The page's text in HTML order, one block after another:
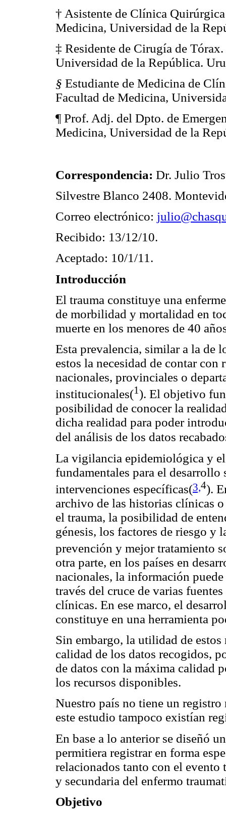
† Asistente de Clínica
Medicina, Universidad de la
‡ Residente de Cirugía de
Universidad de la República.
§ Estudiante de Medicina de
Facultad de Medicina,
¶ Prof. Adj. del Dpto. de
Medicina, Universidad de la
Correspondencia: Dr. Julio
Silvestre Blanco 2408.
Correo electrónico:
Recibido: 13/12/10.
Aceptado: 10/1/11.
Introducción
El trauma constituye una
de morbilidad y mortalidad en
muerte en los menores de 40
Esta prevalencia, similar a la de
estos la necesidad de contar con
nacionales, provinciales o
institucionales(1). El objetivo
posibilidad de conocer la
dicha realidad para poder
del análisis de los datos
La vigilancia epidemiológica y
fundamentales para el
intervenciones específicas(3,4).
archivo de las historias clínicas
el trauma, la posibilidad de
génesis, los factores de riesgo y
prevención y mejor tratamiento
otra parte, en los países en
nacionales, la información
través del cruce de varias
clínicas. En ese marco, el
constituye en una herramienta
Sin embargo, la utilidad de estos
calidad de los datos recogidos,
de datos con la máxima calidad
los recursos disponibles.
Nuestro país no tiene un
este estudio tampoco existían
En base a lo anterior se diseñó
permitiera registrar en forma
relacionados tanto con el
y secundaria del enfermo
Objetivo